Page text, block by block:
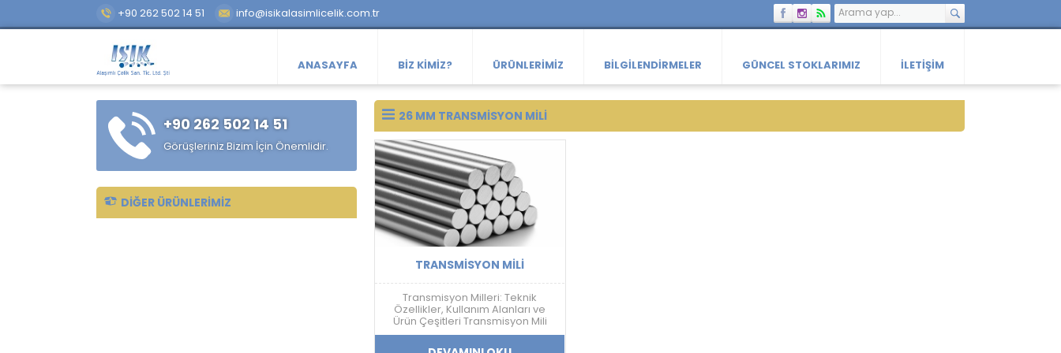
+90 262 502 14 51 info@isikalasimlicelik.com.tr
ANASAYFA BIZ KIMIZ? ÜRÜNLERIMIZ BILGILENDIRMELER GÜNCEL STOKLARIMIZ İLETIŞIM
26 MM TRANSMISYON MILI
TRANSMISYON MILI
Transmisyon Milleri: Teknik
Özellikler, Kullanım Alanları ve
Ürün Çeşitleri Transmisyon Mili
Nedir? Transmisyon mili; mekanik
güç aktarımı, doğrusal hareket
+90 262 502 14 51
Görüşleriniz Bizim İçin Önemlidir.
DIĞER ÜRÜNLERIMIZ